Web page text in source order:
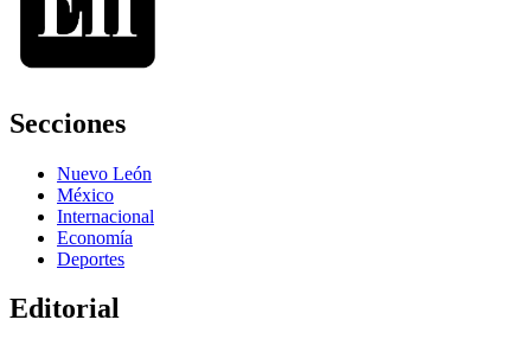
Secciones
Nuevo León
México
Internacional
Economía
Deportes
Editorial